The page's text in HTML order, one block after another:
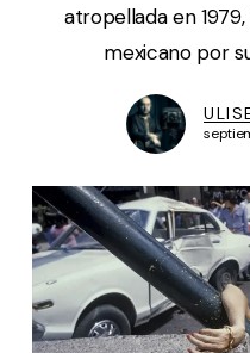
atropellada en
mexicano por